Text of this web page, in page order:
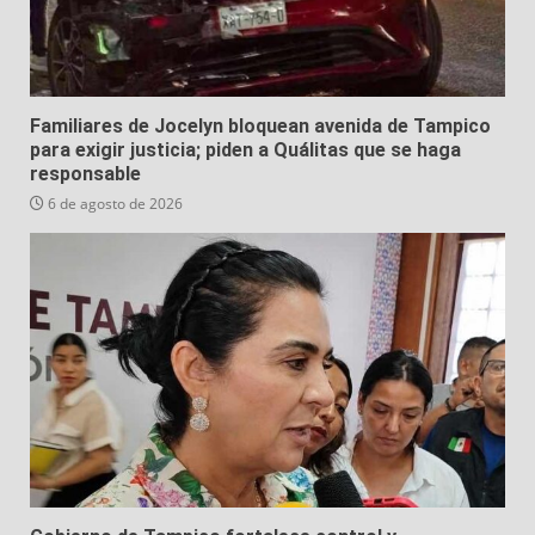
Familiares de Jocelyn bloquean avenida de Tampico
para exigir justicia; piden a Quálitas que se haga
responsable
6 de agosto de 2026